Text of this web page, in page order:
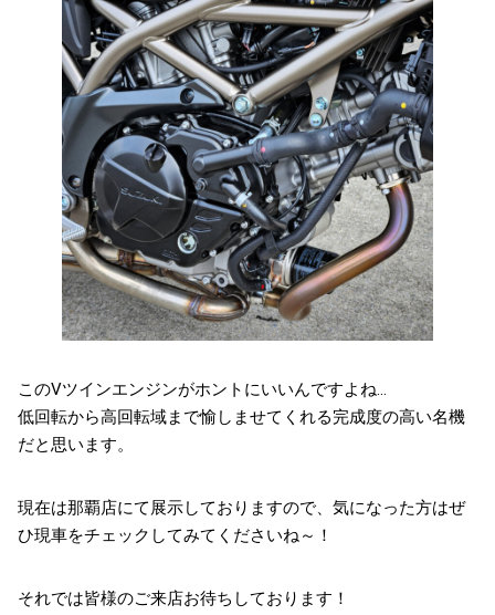
このVツインエンジンがホントにいいんですよね…
低回転から高回転域まで愉しませてくれる完成度の高い名機
だと思います。
現在は那覇店にて展示しておりますので、気になった方はぜ
ひ現車をチェックしてみてくださいね～！
それでは皆様のご来店お待ちしております！